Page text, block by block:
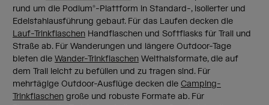
rund um die Podium®-Plattform in Standard-, isolierter und
Edelstahlausführung gebaut. Für das Laufen decken die
Lauf-Trinkflaschen Handflaschen und Softflasks für Trail und
Straße ab. Für Wanderungen und längere Outdoor-Tage
bieten die Wander-Trinkflaschen Weithalsformate, die auf
dem Trail leicht zu befüllen und zu tragen sind. Für
mehrtägige Outdoor-Ausflüge decken die Camping-
Trinkflaschen große und robuste Formate ab. Für